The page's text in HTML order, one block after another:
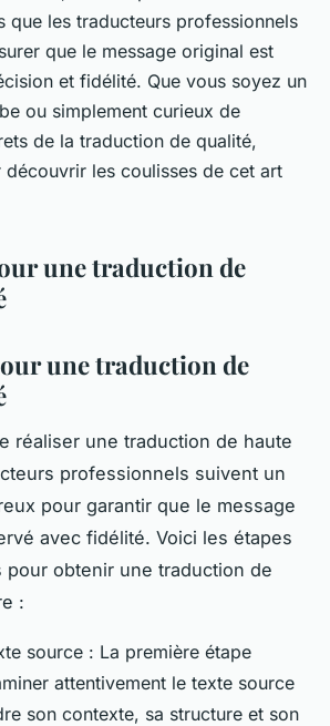
que les traducteurs professionnels
que le message original est
et fidélité. Que vous soyez un
ou simplement curieux de
de la traduction de qualité,
les coulisses de cet art
une traduction de
une traduction de
réaliser une traduction de haute
professionnels suivent un
pour garantir que le message
avec fidélité. Voici les étapes
pour obtenir une traduction de
:
source : La première étape
attentivement le texte source
son contexte, sa structure et son